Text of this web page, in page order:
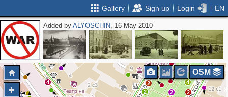
Gallery Sign up Login EN
Added byALYOSCHIN, 16 May 2010
6
3
2
2
8
2
2
4
2
2
3
3
3 2
2
2
2
2
2
4
2
OSM